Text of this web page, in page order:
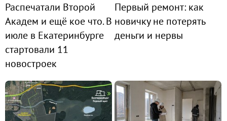
Распечатали Второй
Академ и ещё кое что. В
июле в Екатеринбурге
стартовали 11
новостроек
Первый ремонт: как
новичку не потерять
деньги и нервы